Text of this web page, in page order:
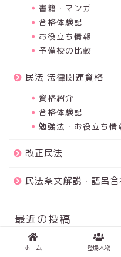
書籍・マンガ
合格体験記
お役立ち情報
予備校の比較
民法 法律関連資格
資格紹介
合格体験記
勉強法・お役立ち情
改正民法
民法条文解説・語呂
最近の投稿
令和3年度 宅地建物取引
ホーム 登場人物